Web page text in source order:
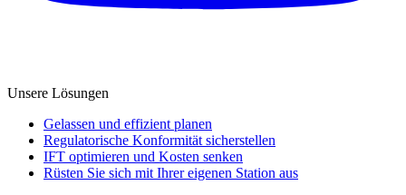
Unsere Lösungen
Gelassen und effizient planen
Regulatorische Konformität sicherstellen
IFT optimieren und Kosten senken
Rüsten Sie sich mit Ihrer eigenen Station aus